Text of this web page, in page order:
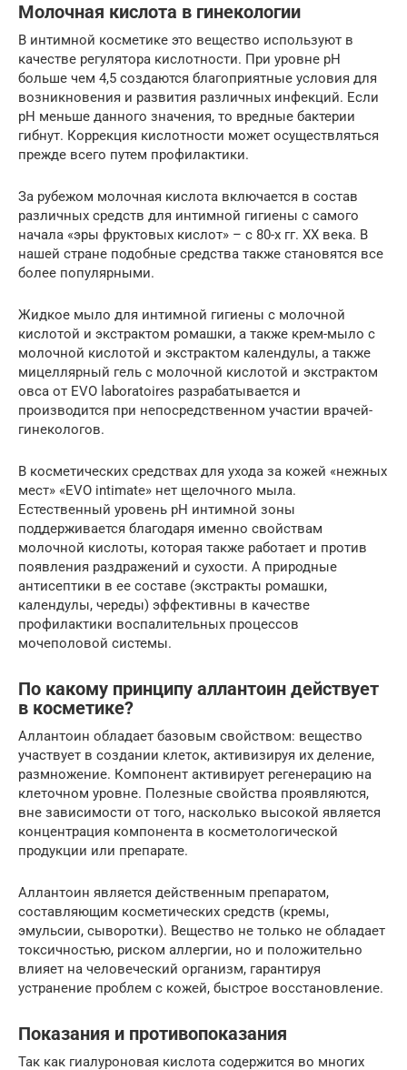
Молочная кислота в гинекологии
В интимной косметике это вещество используют в
качестве регулятора кислотности. При уровне pH
больше чем 4,5 создаются благоприятные условия для
возникновения и развития различных инфекций. Если
pH меньше данного значения, то вредные бактерии
гибнут. Коррекция кислотности может осуществляться
прежде всего путем профилактики.
За рубежом молочная кислота включается в состав
различных средств для интимной гигиены с самого
начала «эры фруктовых кислот» – с 80-х гг. ХХ века. В
нашей стране подобные средства также становятся все
более популярными.
Жидкое мыло для интимной гигиены с молочной
кислотой и экстрактом ромашки, а также крем-мыло с
молочной кислотой и экстрактом календулы, а также
мицеллярный гель с молочной кислотой и экстрактом
овса от EVO laboratoires разрабатывается и
производится при непосредственном участии врачей-
гинекологов.
В косметических средствах для ухода за кожей «нежных
мест» «EVO intimate» нет щелочного мыла.
Естественный уровень pH интимной зоны
поддерживается благодаря именно свойствам
молочной кислоты, которая также работает и против
появления раздражений и сухости. А природные
антисептики в ее составе (экстракты ромашки,
календулы, череды) эффективны в качестве
профилактики воспалительных процессов
мочеполовой системы.
По какому принципу аллантоин действует
в косметике?
Аллантоин обладает базовым свойством: вещество
участвует в создании клеток, активизируя их деление,
размножение. Компонент активирует регенерацию на
клеточном уровне. Полезные свойства проявляются,
вне зависимости от того, насколько высокой является
концентрация компонента в косметологической
продукции или препарате.
Аллантоин является действенным препаратом,
составляющим косметических средств (кремы,
эмульсии, сыворотки). Вещество не только не обладает
токсичностью, риском аллергии, но и положительно
влияет на человеческий организм, гарантируя
устранение проблем с кожей, быстрое восстановление.
Показания и противопоказания
Так как гиалуроновая кислота содержится во многих